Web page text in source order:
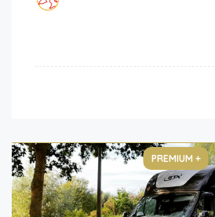
PREMIUM +